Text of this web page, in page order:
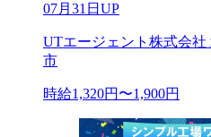
07月31日UP
UTエージェント株式会社
市
時給1,320円〜1,900円